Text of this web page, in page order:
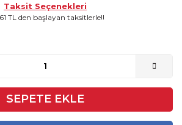
Taksit Seçenekleri
TL den başlayan taksitlerle!!
SEPETE EKLE